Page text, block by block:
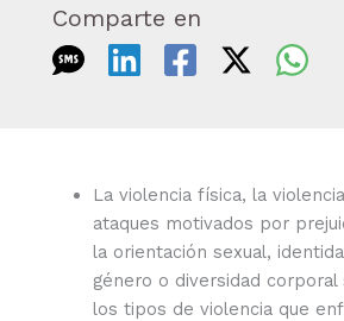
Comparte en
La violencia física, la
ataques motivados por
la orientación sexual,
género o diversidad corporal
los tipos de violencia que